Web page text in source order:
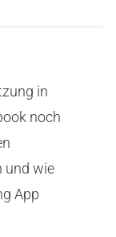
in
noch
und wie
App